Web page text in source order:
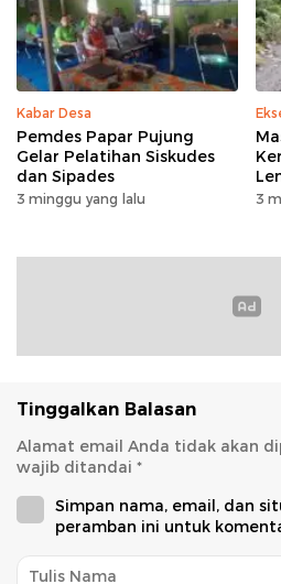
Kabar Desa
Pemdes Papar Pujung
Gelar Pelatihan Siskudes
dan Sipades
3 minggu yang lalu 3
Tinggalkan Balasan
Alamat email Anda tidak akan
wajib ditandai *
Simpan nama, email, dan
peramban ini untuk